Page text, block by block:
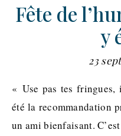
Fête de
y
23
« Use pas tes
été la recommandation
un ami bienfaisant.